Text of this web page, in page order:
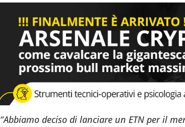
“Abbiamo deciso di lanciare un ETN per il